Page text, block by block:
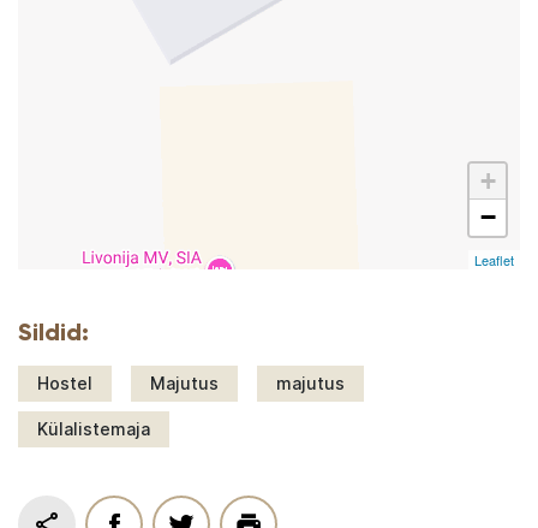
+
−
Leaflet
Sildid:
Hostel Majutus majutus
Külalistemaja